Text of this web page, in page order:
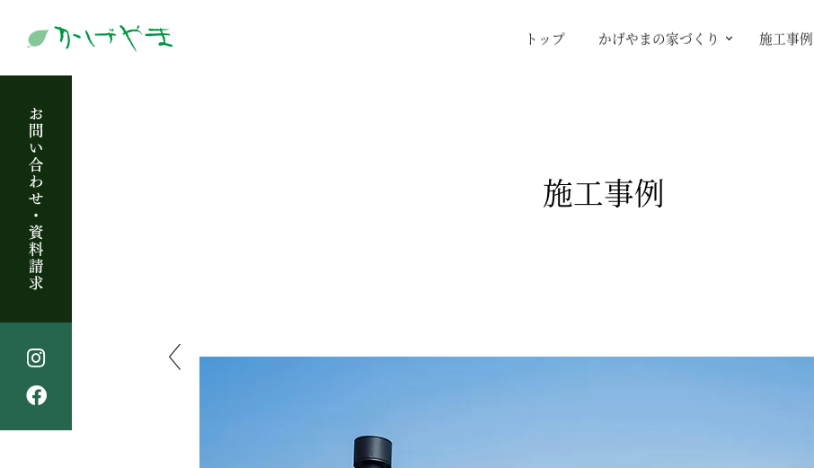
トップ かげやまの家づくり 施工事例
施工事例